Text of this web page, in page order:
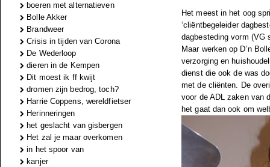
boeren met alternatieven
Bolle Akker
Brandweer
Crisis in tijden van Corona
De Wederloop
dieren in de Kempen
Dit moest ik ff kwijt
dromen zijn bedrog, toch?
Harrie Coppens, wereldfietser
Herinneringen
het geslacht van gisbergen
Het zal je maar overkomen
in het spoor van
kanjer
Het meest in het oog
‘cliëntbegeleider
dagbesteding vorm (VG
Maar werken op D’n
verzorging en
dienst die ook de was
met de cliënten. De
voor de ADL zaken van
het gaat dan ook om